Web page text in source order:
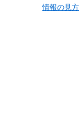
情報の見方